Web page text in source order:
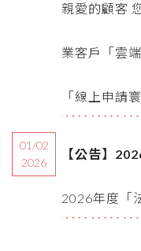
知
親愛的顧客
業客戶「雲
「線上申請
01/02
2026
【公告】
（B）」專案
2026年度「